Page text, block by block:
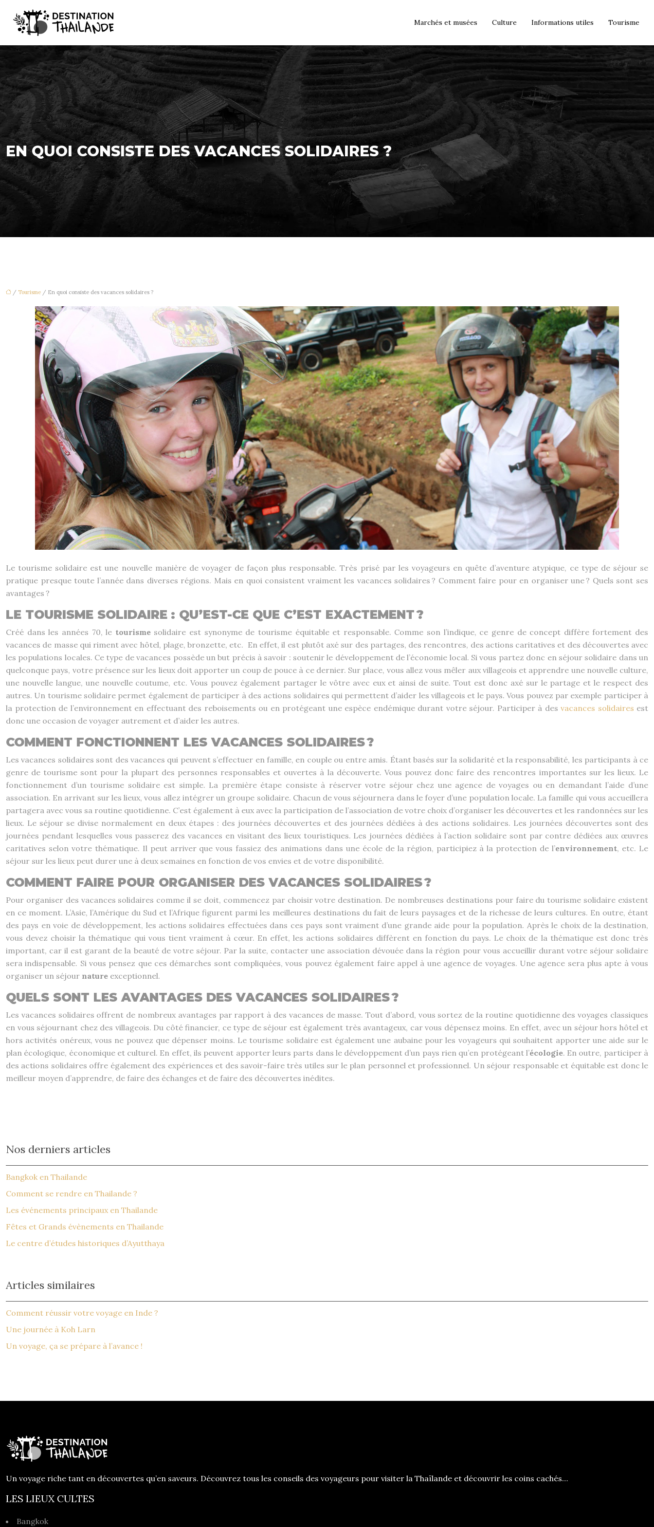
Marchés et musées Culture Informations utiles Tourisme
EN QUOI CONSISTE DES VACANCES SOLIDAIRES ?
/ Tourisme / En quoi consiste des vacances solidaires ?
Le tourisme solidaire est une nouvelle manière de voyager de façon plus responsable. Très prisé par les voyageurs en quête d’aventure atypique, ce type de séjour se
pratique presque toute l’année dans diverses régions. Mais en quoi consistent vraiment les vacances solidaires ? Comment faire pour en organiser une ? Quels sont ses
avantages ?
LE TOURISME SOLIDAIRE : QU’EST-CE QUE C’EST EXACTEMENT ?
Créé dans les années 70, le tourismesolidaire est synonyme de tourisme équitable et responsable. Comme son l’indique, ce genre de concept diffère fortement des
vacances de masse qui riment avec hôtel, plage, bronzette, etc. En effet, il est plutôt axé sur des partages, des rencontres, des actions caritatives et des découvertes avec
les populations locales. Ce type de vacances possède un but précis à savoir : soutenir le développement de l’économie local. Si vous partez donc en séjour solidaire dans un
quelconque pays, votre présence sur les lieux doit apporter un coup de pouce à ce dernier. Sur place, vous allez vous mêler aux villageois et apprendre une nouvelle culture,
une nouvelle langue, une nouvelle coutume, etc. Vous pouvez également partager le vôtre avec eux et ainsi de suite. Tout est donc axé sur le partage et le respect des
autres. Un tourisme solidaire permet également de participer à des actions solidaires qui permettent d’aider les villageois et le pays. Vous pouvez par exemple participer à
la protection de l’environnement en effectuant des reboisements ou en protégeant une espèce endémique durant votre séjour. Participer à des vacances solidaires est
donc une occasion de voyager autrement et d’aider les autres.
COMMENT FONCTIONNENT LES VACANCES SOLIDAIRES ?
Les vacances solidaires sont des vacances qui peuvent s’effectuer en famille, en couple ou entre amis. Étant basés sur la solidarité et la responsabilité, les participants à ce
genre de tourisme sont pour la plupart des personnes responsables et ouvertes à la découverte. Vous pouvez donc faire des rencontres importantes sur les lieux. Le
fonctionnement d’un tourisme solidaire est simple. La première étape consiste à réserver votre séjour chez une agence de voyages ou en demandant l’aide d’une
association. En arrivant sur les lieux, vous allez intégrer un groupe solidaire. Chacun de vous séjournera dans le foyer d’une population locale. La famille qui vous accueillera
partagera avec vous sa routine quotidienne. C’est également à eux avec la participation de l’association de votre choix d’organiser les découvertes et les randonnées sur les
lieux. Le séjour se divise normalement en deux étapes : des journées découvertes et des journées dédiées à des actions solidaires. Les journées découvertes sont des
journées pendant lesquelles vous passerez des vacances en visitant des lieux touristiques. Les journées dédiées à l’action solidaire sont par contre dédiées aux œuvres
caritatives selon votre thématique. Il peut arriver que vous fassiez des animations dans une école de la région, participiez à la protection de l’environnement, etc. Le
séjour sur les lieux peut durer une à deux semaines en fonction de vos envies et de votre disponibilité.
COMMENT FAIRE POUR ORGANISER DES VACANCES SOLIDAIRES ?
Pour organiser des vacances solidaires comme il se doit, commencez par choisir votre destination. De nombreuses destinations pour faire du tourisme solidaire existent
en ce moment. L’Asie, l’Amérique du Sud et l’Afrique figurent parmi les meilleures destinations du fait de leurs paysages et de la richesse de leurs cultures. En outre, étant
des pays en voie de développement, les actions solidaires effectuées dans ces pays sont vraiment d’une grande aide pour la population. Après le choix de la destination,
vous devez choisir la thématique qui vous tient vraiment à cœur. En effet, les actions solidaires diffèrent en fonction du pays. Le choix de la thématique est donc très
important, car il est garant de la beauté de votre séjour. Par la suite, contacter une association dévouée dans la région pour vous accueillir durant votre séjour solidaire
sera indispensable. Si vous pensez que ces démarches sont compliquées, vous pouvez également faire appel à une agence de voyages. Une agence sera plus apte à vous
organiser un séjour nature exceptionnel.
QUELS SONT LES AVANTAGES DES VACANCES SOLIDAIRES ?
Les vacances solidaires offrent de nombreux avantages par rapport à des vacances de masse. Tout d’abord, vous sortez de la routine quotidienne des voyages classiques
en vous séjournant chez des villageois. Du côté financier, ce type de séjour est également très avantageux, car vous dépensez moins. En effet, avec un séjour hors hôtel et
hors activités onéreux, vous ne pouvez que dépenser moins. Le tourisme solidaire est également une aubaine pour les voyageurs qui souhaitent apporter une aide sur le
plan écologique, économique et culturel. En effet, ils peuvent apporter leurs parts dans le développement d’un pays rien qu’en protégeant l’écologie. En outre, participer à
des actions solidaires offre également des expériences et des savoir-faire très utiles sur le plan personnel et professionnel. Un séjour responsable et équitable est donc le
meilleur moyen d’apprendre, de faire des échanges et de faire des découvertes inédites.
Nos derniers articles
Bangkok en Thailande
Comment se rendre en Thailande ?
Les événements principaux en Thailande
Fêtes et Grands évènements en Thailande
Le centre d’études historiques d’Ayutthaya
Articles similaires
Comment réussir votre voyage en Inde ?
Une journée à Koh Larn
Un voyage, ça se prépare à l’avance !
Un voyage riche tant en découvertes qu’en saveurs. Découvrez tous les conseils des voyageurs pour visiter la Thaïlande et découvrir les coins cachés…
LES LIEUX CULTES
Bangkok